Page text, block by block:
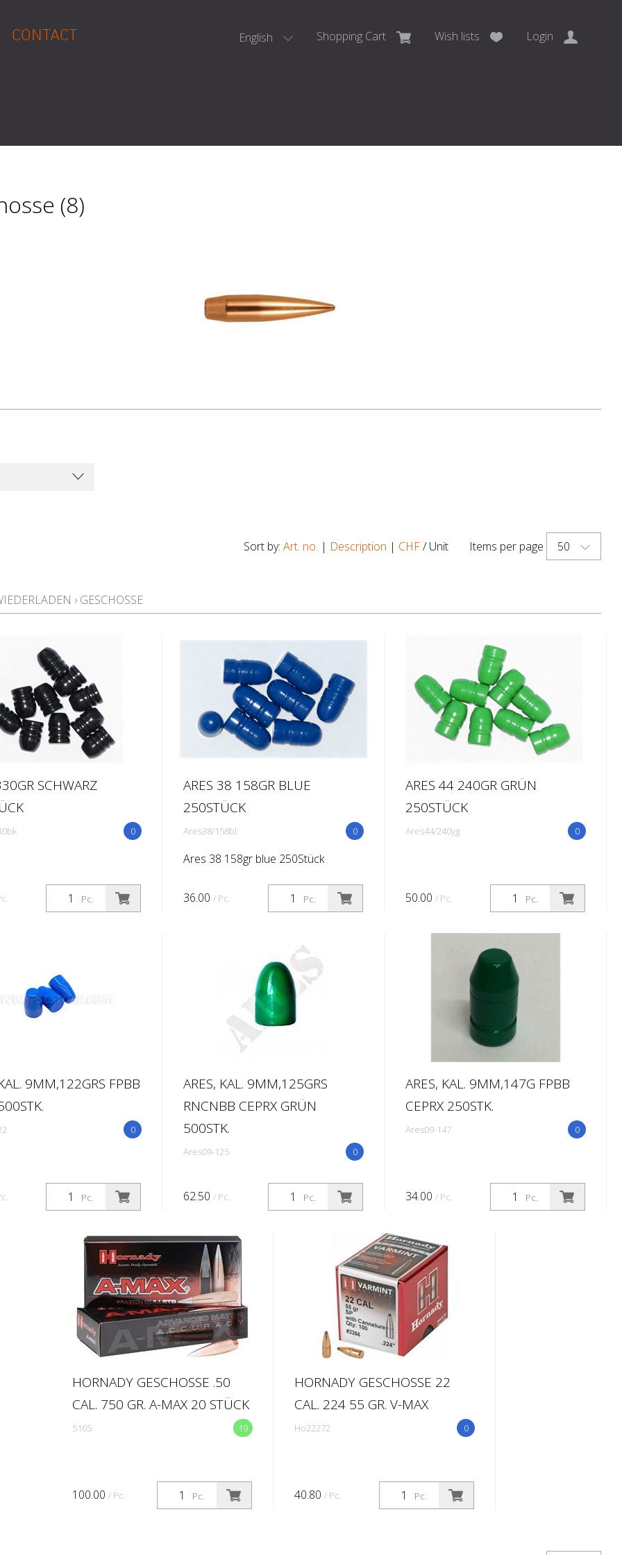
English Shopping Cart Wish lists Login
CONTACT
(8)
Items per page 50
Sort by: Art. no. | Description | CHF/ Unit
› GESCHOSSE
SCHWARZ
0
Pc.
ARES 38 158GR BLUE
250STÜCK
0
Ares38/158bl
Ares 38 158gr blue 250Stück
Pc.
36.00 / Pc.
ARES 44 240GR GRÜN
250STÜCK
0
Ares44/240yg
Pc.
50.00 / Pc.
9MM,122GRS FPBB
0
Pc.
ARES, KAL. 9MM,125GRS
RNCNBB CEPRX GRÜN
500STK.
0
Ares09-125
Pc.
62.50 / Pc.
ARES, KAL. 9MM,147G FPBB
CEPRX 250STK.
0
Ares09-147
Pc.
34.00 / Pc.
HORNADY GESCHOSSE .50
CAL. 750 GR. A-MAX 20 STÜCK
19
5165
Pc.
100.00 / Pc.
HORNADY GESCHOSSE 22
CAL. 224 55 GR. V-MAX
0
Ho22272
Pc.
40.80 / Pc.